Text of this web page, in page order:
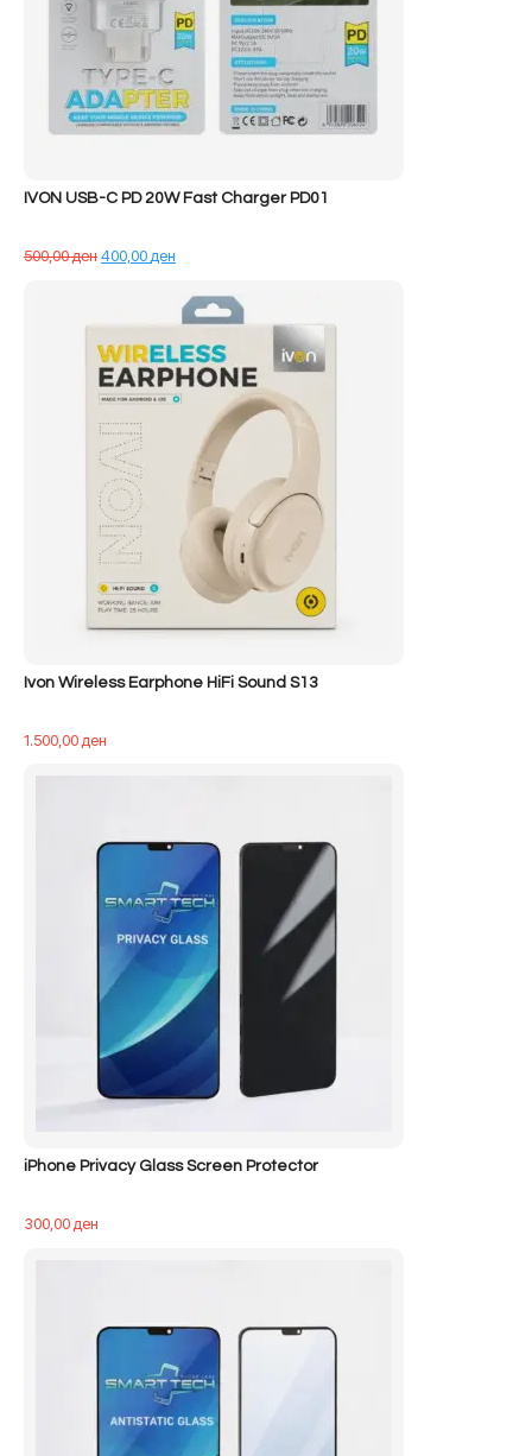
IVON USB-C PD 20W Fast Charger PD01
500,00денÇmimi
400,00ден
tanishëm
është:
400,00 ден.
Ivon Wireless Earphone HiFi Sound S13
1.500,00ден
iPhone Privacy Glass Screen Protector
300,00ден